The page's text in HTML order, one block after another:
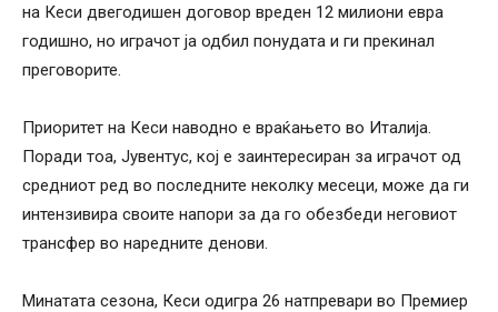
на Кеси двегодишен договор вреден 12 милиони евра
годишно, но играчот ја одбил понудата и ги прекинал
преговорите.
Приоритет на Кеси наводно е враќањето во Италија.
Поради тоа, Јувентус, кој е заинтересиран за играчот од
средниот ред во последните неколку месеци, може да ги
интензивира своите напори за да го обезбеди неговиот
трансфер во наредните денови.
Минатата сезона, Кеси одигра 26 натпревари во Премиер